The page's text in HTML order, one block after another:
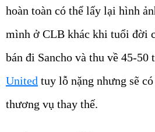
hoàn toàn có thể lấy lại hình
mình ở CLB khác khi tuổi đời
bán đi Sancho và thu về 45-50
United tuy lỗ nặng nhưng sẽ
thương vụ thay thế.